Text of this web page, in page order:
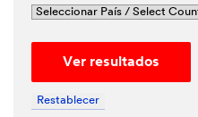
Privacy
and that
my
personal
data may
Ver resultados
Restablecer